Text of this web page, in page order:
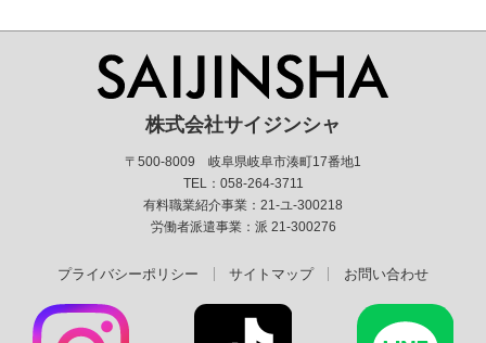
株式会社サイジンシャ
〒500-8009 岐阜県岐阜市湊町17番地1
TEL：058-264-3711
有料職業紹介事業：21-ユ-300218
労働者派遣事業：派 21-300276
プライバシーポリシー サイトマップ お問い合わせ